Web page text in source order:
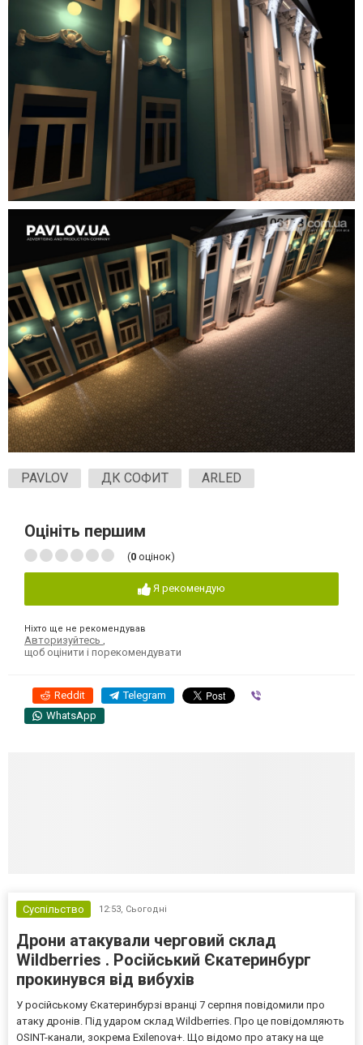
PAVLOV ДК СОФИТ ARLED
Оцініть першим
(0 оцінок)
Я рекомендую
Ніхто ще не рекомендував
Авторизуйтесь
щоб оцінити і порекомендувати
Reddit Telegram
WhatsApp
Суспільство 12:53, Сьогодні
Дрони атакували черговий склад
Wildberries . Російський Єкатеринбург
прокинувся від вибухів
У російському Єкатеринбурзі вранці 7 серпня повідомили про
атаку дронів. Під ударом склад Wildberries. Про це повідомляють
OSINT-канали, зокрема Exilenova+. Що відомо про атаку на ще